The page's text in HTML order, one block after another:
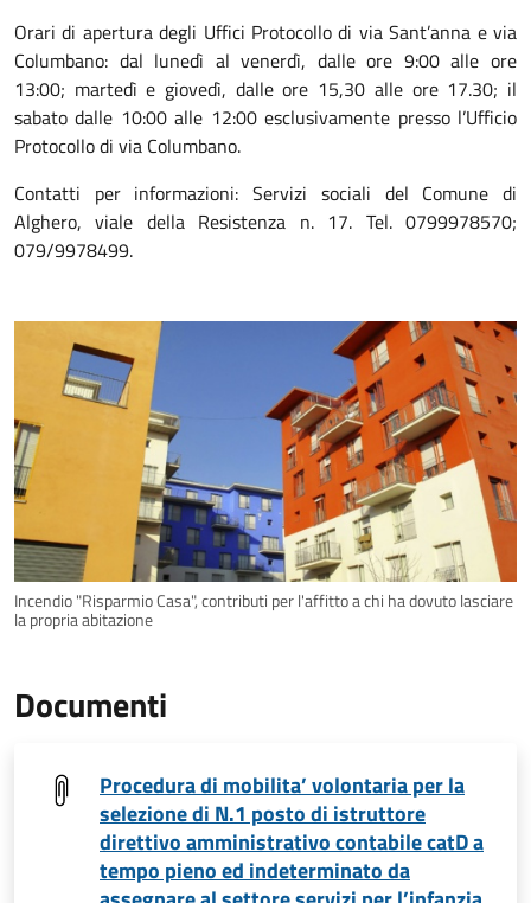
Orari di apertura degli Uffici Protocollo di via Sant’anna e via
Columbano: dal lunedì al venerdì, dalle ore 9:00 alle ore
13:00; martedì e giovedì, dalle ore 15,30 alle ore 17.30; il
sabato dalle 10:00 alle 12:00 esclusivamente presso l’Ufficio
Protocollo di via Columbano.
Contatti per informazioni: Servizi sociali del Comune di
Alghero, viale della Resistenza n. 17. Tel. 0799978570;
079/9978499.
Incendio "Risparmio Casa", contributi per l'affitto a chi ha dovuto lasciare
la propria abitazione
Documenti
Procedura di mobilita’ volontaria per la
selezione di N.1 posto di istruttore
direttivo amministrativo contabile catD a
tempo pieno ed indeterminato da